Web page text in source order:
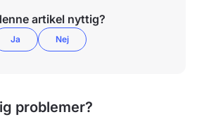
artikel nyttig?
Ja Nej
problemer?